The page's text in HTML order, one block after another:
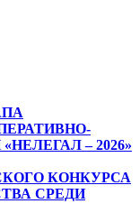
– 2026»
КОНКУРСА
СРЕДИ